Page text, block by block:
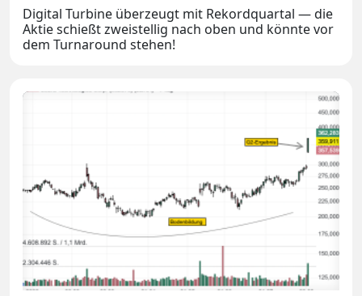
Digital Turbine überzeugt mit Rekordquartal — die
Aktie schießt zweistellig nach oben und könnte vor
dem Turnaround stehen!